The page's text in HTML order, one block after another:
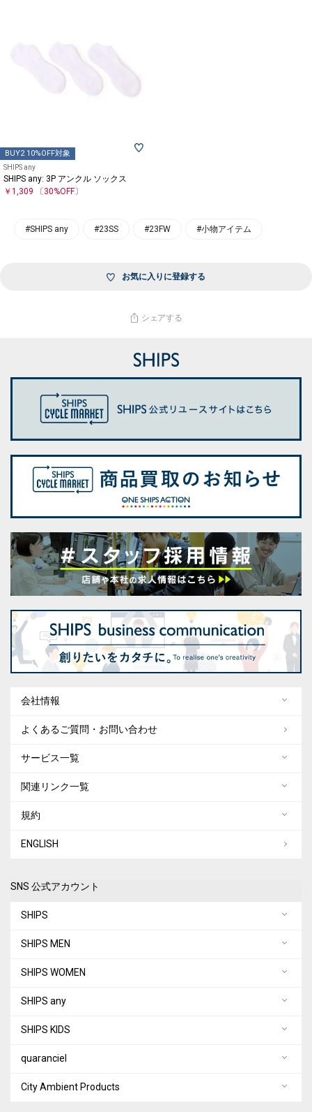
BUY2 10%OFF対象
SHIPS any
SHIPS any: 3P アンクル ソックス
￥1,309 〔30%OFF〕
#SHIPS any #23SS #23FW #小物アイテム
お気に入りに登録する
シェアする
会社情報
よくあるご質問・お問い合わせ
サービス一覧
関連リンク一覧
規約
ENGLISH
SNS 公式アカウント
SHIPS
SHIPS MEN
SHIPS WOMEN
SHIPS any
SHIPS KIDS
quaranciel
City Ambient Products